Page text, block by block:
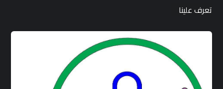
تعرف علينا